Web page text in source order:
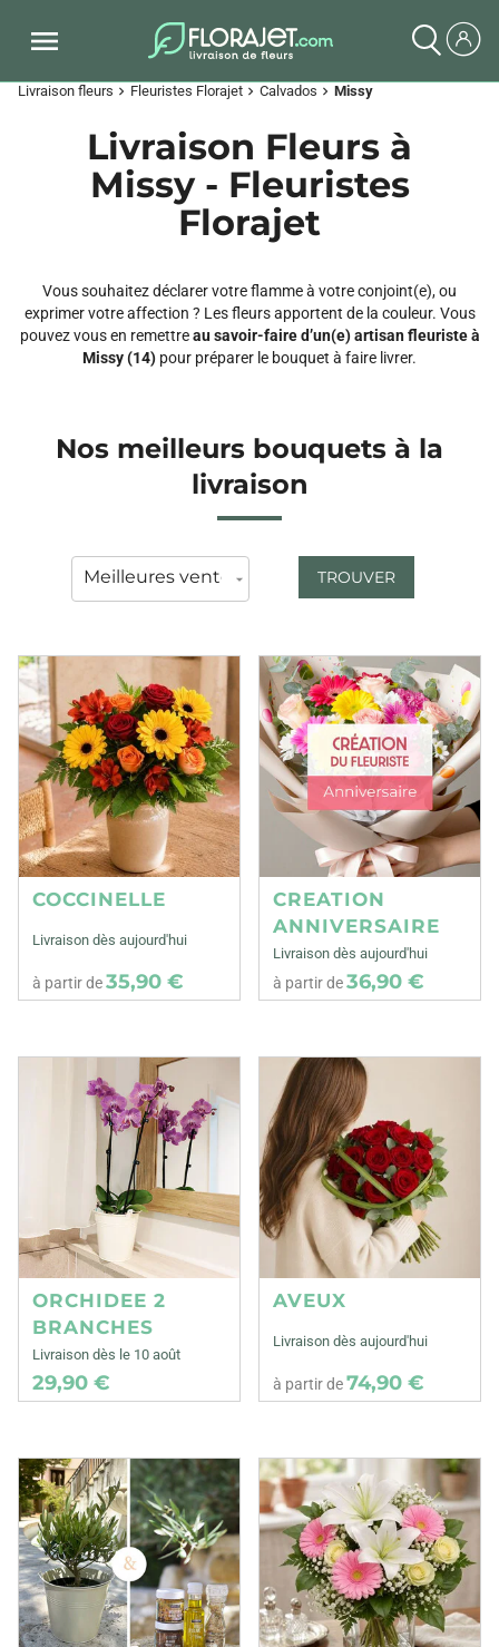
Livraison fleurs chevron_right Fleuristes Florajet chevron_right Calvados chevron_right Missy
Livraison Fleurs à
Missy - Fleuristes
Florajet
Vous souhaitez déclarer votre flamme à votre conjoint(e), ou
exprimer votre affection ? Les fleurs apportent de la couleur. Vous
pouvez vous en remettreau savoir-faire d’un(e) artisan fleuriste à
Missy (14) pour préparer le bouquet à faire livrer.
Nos meilleurs bouquets à la
livraison
TROUVER
COCCINELLE
Livraison dès aujourd'hui
à partir de35,90 €
CREATION
ANNIVERSAIRE
Livraison dès aujourd'hui
à partir de36,90 €
ORCHIDEE 2
BRANCHES
Livraison dès le 10 août
29,90 €
AVEUX
Livraison dès aujourd'hui
à partir de74,90 €